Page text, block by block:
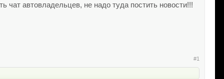
чат автовладельцев, не надо туда постить новости!!!
#1